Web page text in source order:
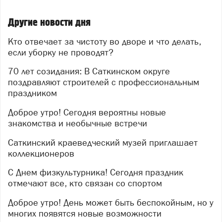
результаты — надёжными и долговечными.
Изображение: нейросеть
Другие новости дня
Кто отвечает за чистоту во дворе и что делать,
если уборку не проводят?
70 лет созидания: В Саткинском округе
поздравляют строителей с профессиональным
праздником
Доброе утро! Сегодня вероятны новые
знакомства и необычные встречи
Саткинский краеведческий музей приглашает
коллекционеров
С Днем физкультурника! Сегодня праздник
отмечают все, кто связан со спортом
Доброе утро! День может быть беспокойным, но у
многих появятся новые возможности